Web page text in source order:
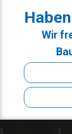
Wir